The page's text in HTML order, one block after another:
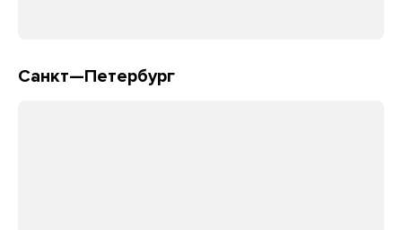
Санкт—Петербург